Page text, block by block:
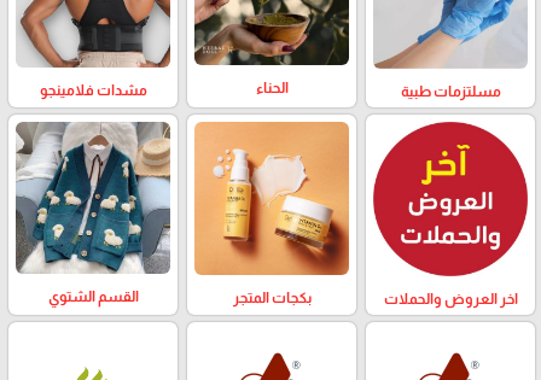
مسلتزمات طبية الحناء مشدات فلامينجو
اخر العروض والحملات بكجات المتجر القسم الشتوي